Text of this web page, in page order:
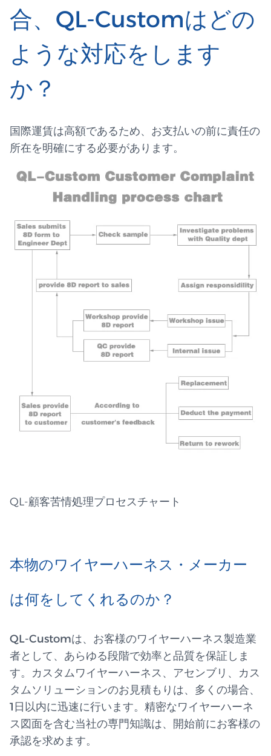
合、QL-Customはどの
ような対応をします
か？
国際運賃は高額であるため、お支払いの前に責任の
所在を明確にする必要があります。
QL-顧客苦情処理プロセスチャート
本物のワイヤーハーネス・メーカー
は何をしてくれるのか？
QL-Customは、お客様のワイヤーハーネス製造業
者として、あらゆる段階で効率と品質を保証しま
す。カスタムワイヤーハーネス、アセンブリ、カス
タムソリューションのお見積もりは、多くの場合、
1日以内に迅速に行います。精密なワイヤーハーネ
ス図面を含む当社の専門知識は、開始前にお客様の
承認を求めます。